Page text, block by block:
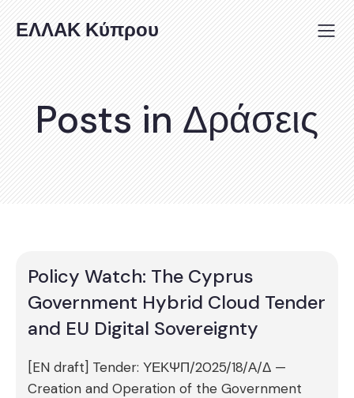
ΕΛΛΑΚ Κύπρου
Posts in Δράσεις
Policy Watch: The Cyprus
Government Hybrid Cloud Tender
and EU Digital Sovereignty
[EN draft] Tender: ΥΕΚΨΠ/2025/18/Α/Δ —
Creation and Operation of the Government